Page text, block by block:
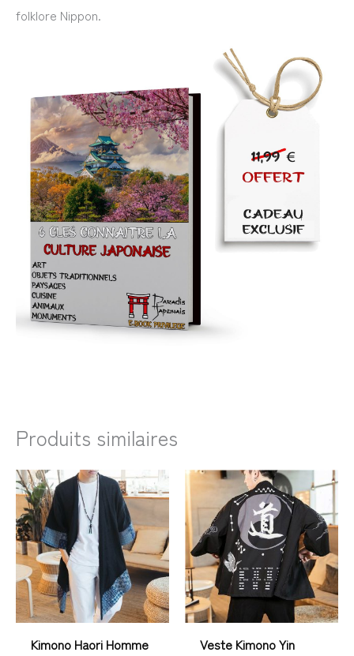
folklore Nippon.
Produits similaires
Kimono Haori Homme
Veste Kimono Yin